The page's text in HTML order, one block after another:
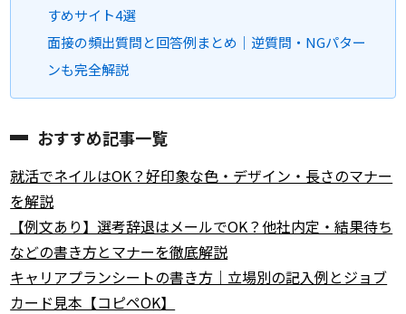
すめサイト4選
面接の頻出質問と回答例まとめ｜逆質問・NGパター
ンも完全解説
おすすめ記事一覧
就活でネイルはOK？好印象な色・デザイン・長さのマナー
を解説
【例文あり】選考辞退はメールでOK？他社内定・結果待ち
などの書き方とマナーを徹底解説
キャリアプランシートの書き方｜立場別の記入例とジョブ
カード見本【コピペOK】